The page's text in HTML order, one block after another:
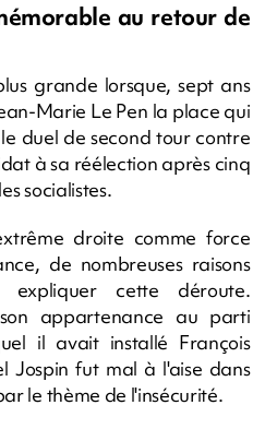
au retour de
grande lorsque, sept ans
Marie Le Pen la place qui
duel de second tour contre
à sa réélection après cinq
socialistes.
droite comme force
de nombreuses raisons
expliquer cette déroute.
appartenance au parti
il avait installé François
Jospin fut mal à l'aise dans
le thème de l'insécurité.